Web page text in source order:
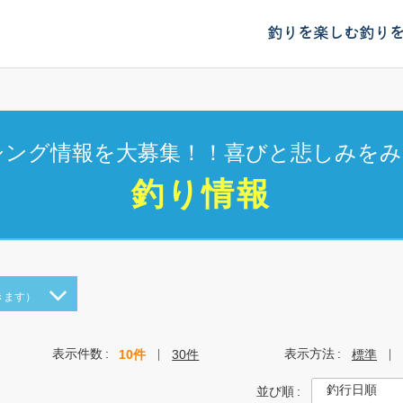
釣りを楽しむ釣り
グ情報を大募集！！喜びと悲しみを
釣り情報
す）
表示件数 10件 30件 表示方法 標準
並び順